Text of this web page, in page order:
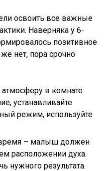
освоить все важные
Наверняка у 6-
позитивное
нет, пора срочно
в комнате:
устанавливайте
режим, используйте
– малыш должен
расположении духа.
нужного результата.